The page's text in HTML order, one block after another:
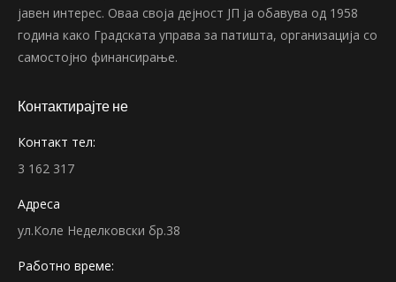
јавен интерес. Оваа своја дејност ЈП ја обавува од 1958
година како Градската управа за патишта, организација со
самостојно финансирање.
Контактирајте не
Контакт тел:
3 162 317
Адреса
ул.Коле Неделковски бр.38
Работно време: